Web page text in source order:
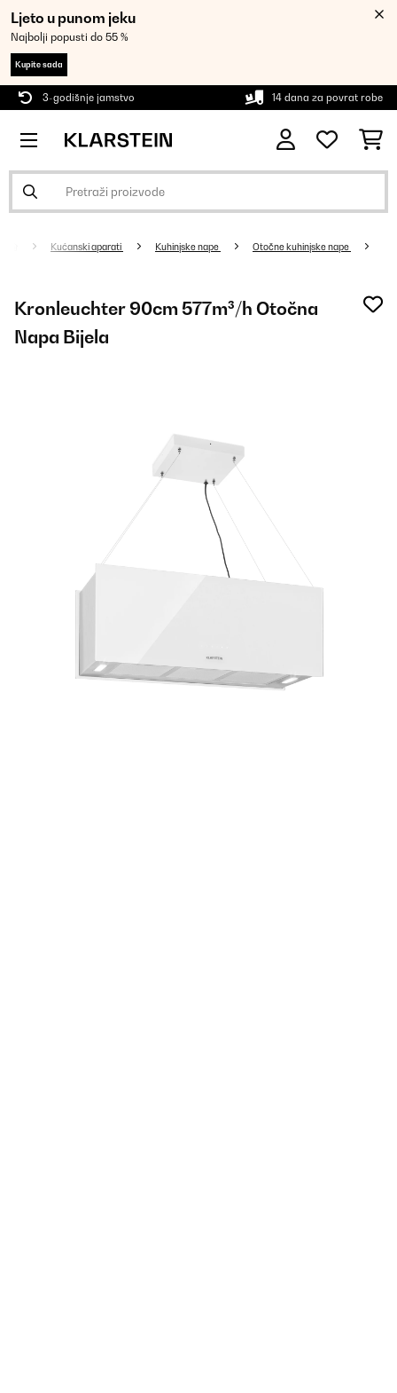
Ljeto u punom jeku
Najbolji popusti do 55 %
Kupite sada
3-godišnje jamstvo 14 dana za povrat robe
Kućanski aparati Kuhinjske nape Otočne kuhinjske nape
Kronleuchter 90cm 577m³/h Otočna
Napa Bijela